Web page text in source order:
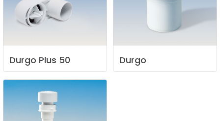
Durgo Plus 50 Durgo